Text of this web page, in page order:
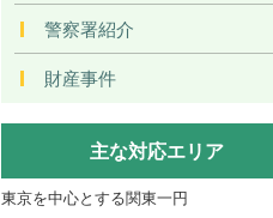
警察署紹介
財産事件
主な対応エリア
東京を中心とする関東一円